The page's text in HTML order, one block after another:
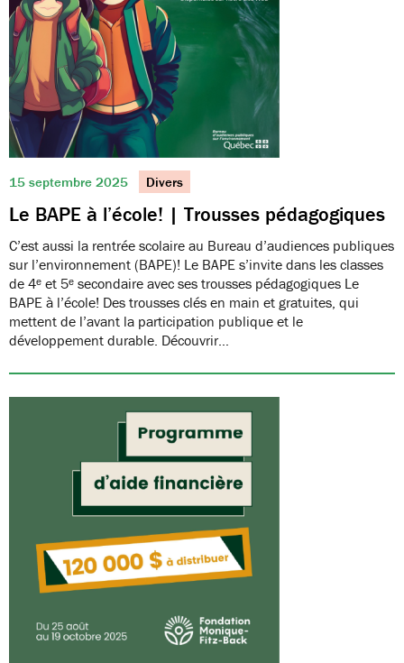
15 septembre 2025 Divers
Le BAPE à l’école! | Trousses pédagogiques
C’est aussi la rentrée scolaire au Bureau d’audiences publiques
sur l’environnement (BAPE)! Le BAPE s’invite dans les classes
de 4ᵉ et 5ᵉ secondaire avec ses trousses pédagogiques Le
BAPE à l’école! Des trousses clés en main et gratuites, qui
mettent de l’avant la participation publique et le
développement durable. Découvrir…